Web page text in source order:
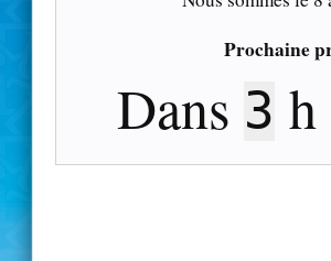
Prochaine
Dans 3 h